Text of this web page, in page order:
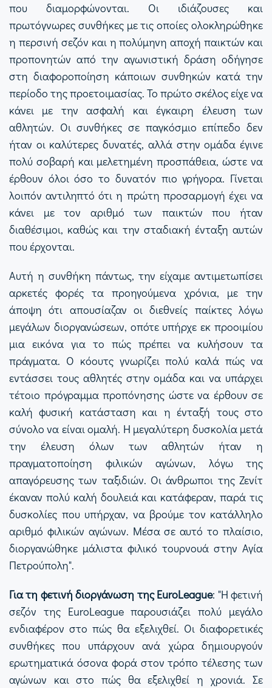
που διαμορφώνονται. Οι ιδιάζουσες και
πρωτόγνωρες συνθήκες με τις οποίες ολοκληρώθηκε
η περσινή σεζόν και η πολύμηνη αποχή παικτών και
προπονητών από την αγωνιστική δράση οδήγησε
στη διαφοροποίηση κάποιων συνθηκών κατά την
περίοδο της προετοιμασίας. Το πρώτο σκέλος είχε να
κάνει με την ασφαλή και έγκαιρη έλευση των
αθλητών. Οι συνθήκες σε παγκόσμιο επίπεδο δεν
ήταν οι καλύτερες δυνατές, αλλά στην ομάδα έγινε
πολύ σοβαρή και μελετημένη προσπάθεια, ώστε να
έρθουν όλοι όσο το δυνατόν πιο γρήγορα. Γίνεται
λοιπόν αντιληπτό ότι η πρώτη προσαρμογή έχει να
κάνει με τον αριθμό των παικτών που ήταν
διαθέσιμοι, καθώς και την σταδιακή ένταξη αυτών
που έρχονται.
Αυτή η συνθήκη πάντως, την είχαμε αντιμετωπίσει
αρκετές φορές τα προηγούμενα χρόνια, με την
άποψη ότι απουσίαζαν οι διεθνείς παίκτες λόγω
μεγάλων διοργανώσεων, οπότε υπήρχε εκ προοιμίου
μια εικόνα για το πώς πρέπει να κυλήσουν τα
πράγματα. Ο κόουτς γνωρίζει πολύ καλά πώς να
εντάσσει τους αθλητές στην ομάδα και να υπάρχει
τέτοιο πρόγραμμα προπόνησης ώστε να έρθουν σε
καλή φυσική κατάσταση και η ένταξή τους στο
σύνολο να είναι ομαλή. Η μεγαλύτερη δυσκολία μετά
την έλευση όλων των αθλητών ήταν η
πραγματοποίηση φιλικών αγώνων, λόγω της
απαγόρευσης των ταξιδιών. Οι άνθρωποι της Ζενίτ
έκαναν πολύ καλή δουλειά και κατάφεραν, παρά τις
δυσκολίες που υπήρχαν, να βρούμε τον κατάλληλο
αριθμό φιλικών αγώνων. Μέσα σε αυτό το πλαίσιο,
διοργανώθηκε μάλιστα φιλικό τουρνουά στην Αγία
Πετρούπολη".
Για τη φετινή διοργάνωση της EuroLeague: "Η φετινή
σεζόν της EuroLeague παρουσιάζει πολύ μεγάλο
ενδιαφέρον στο πώς θα εξελιχθεί. Οι διαφορετικές
συνθήκες που υπάρχουν ανά χώρα δημιουργούν
ερωτηματικά όσονα φορά στον τρόπο τέλεσης των
αγώνων και στο πώς θα εξελιχθεί η χρονιά. Σε